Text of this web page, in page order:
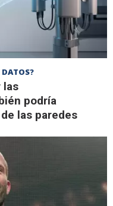
DATOS?
las
podría
las paredes